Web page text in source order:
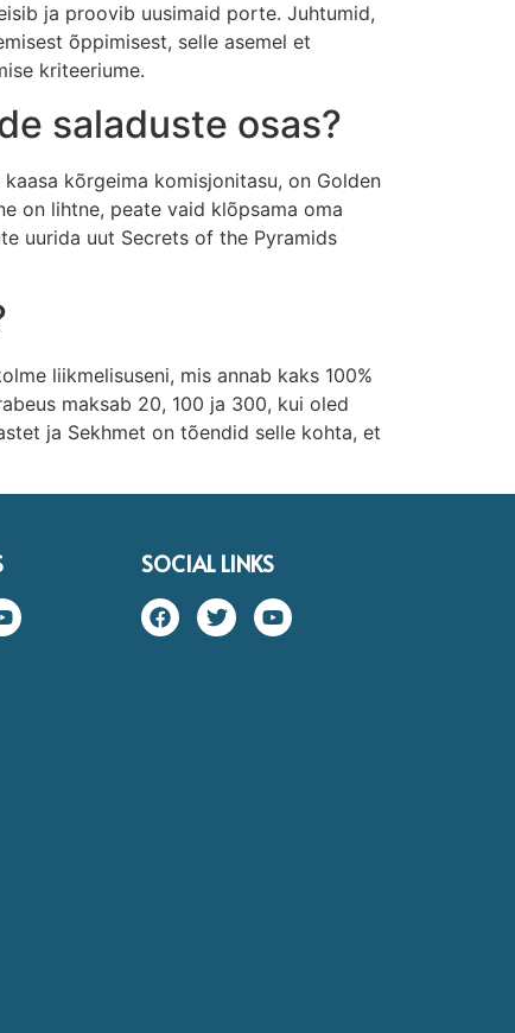
ja proovib uusimaid porte. Juhtumid,
õppimisest, selle asemel et
kriteeriume.
saladuste osas?
kõrgeima komisjonitasu, on Golden
on lihtne, peate vaid klõpsama oma
uurida uut Secrets of the Pyramids
liikmelisuseni, mis annab kaks 100%
maksab 20, 100 ja 300, kui oled
ja Sekhmet on tõendid selle kohta, et
SOCIAL LINKS